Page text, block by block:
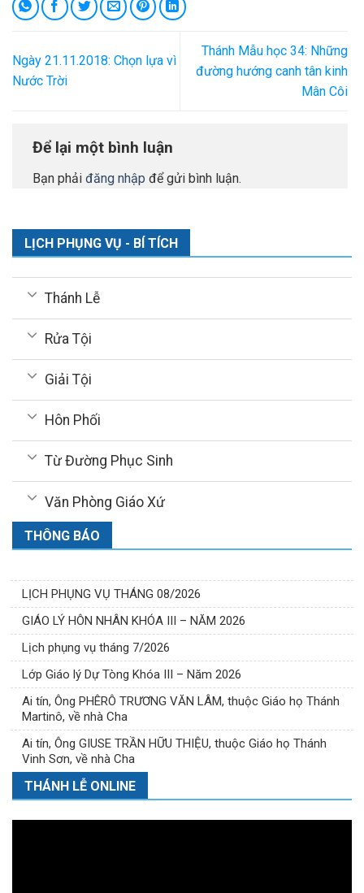
Ngày 21.11.2018: Chọn lựa vì
Nước Trời
Thánh Mẫu học 34: Những
đường hướng canh tân kinh
Mân Côi
Để lại một bình luận
Bạn phải đăng nhập để gửi bình luận.
LỊCH PHỤNG VỤ - BÍ TÍCH
Thánh Lễ
Rửa Tội
Giải Tội
Hôn Phối
Từ Đường Phục Sinh
Văn Phòng Giáo Xứ
THÔNG BÁO
LỊCH PHỤNG VỤ THÁNG 08/2026
GIÁO LÝ HÔN NHÂN KHÓA III – NĂM 2026
Lịch phụng vụ tháng 7/2026
Lớp Giáo lý Dự Tòng Khóa III – Năm 2026
Ai tín, Ông PHÊRÔ TRƯƠNG VĂN LÂM, thuộc Giáo họ Thánh
Martinô, về nhà Cha
Ai tín, Ông GIUSE TRẦN HỮU THIỆU, thuộc Giáo họ Thánh
Vinh Sơn, về nhà Cha
THÁNH LỄ ONLINE